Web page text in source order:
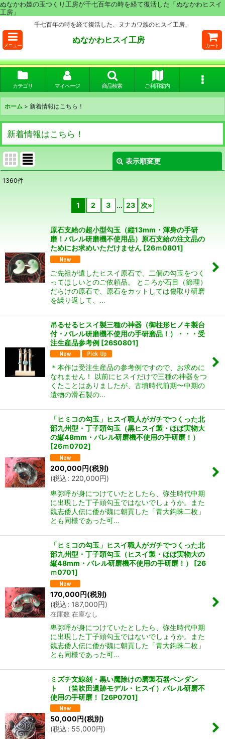
ぬなかわ姫の玉つくり工房が千七百年の時を経て復活した「ぬなかわヒスイ
工房」
千七百年の時を経て復活した、ヌナカワ族のヒスイ工房、
メニュー
ぬなかわヒスイ工房
カート
カテゴリ マイページ 商品検索 ご利用案内
ホーム > 新着情報はこちら！
新着情報はこちら！
表示順変更
絞り込む
1360件
1 2 3 ... 23 次»
原石支給の超小型勾玉（縦13mm・渾身の手研
磨！バレル研磨機不使用品）原石支給の注文品の
ためにお求めいただけません [26ｍ0801]
ご先祖が遺したヒスイ原石で、二個の勾玉をつく
ってほしいとのご依頼品。 ところが石目（節理）
だらけの原石で、原石をカットしては傷取り研磨
を繰り返して、…
吊るせるヒスイ製三種の神器（御柱形ヒノキ製台
付・バレル研磨機不使用の手研磨品！）・・・受
注生産品参考例 [26S0801]
＊本作は受注生産品の参考例ですので、お求めに
なれません！ 以前にヒスイだけで三種の神器をつ
くたことはありましたが、古墳時代前期〜中期の
遺物の滑石製の…
「ヒミコの勾玉」ヒスイ職人がガチでつくった北
部九州型・丁子頭勾玉（黒ヒスイ製・ほぼ実物大
の縦48mm・バレル研磨機不使用の手研磨！）
[26ｍ0702]
200,000円(税別)
(税込: 220,000円)
卑弥呼が身につけていたとしたら、弥生時代中期
に出現した丁子頭勾玉ではないでしょうか。また
魏志倭人伝に倭が魏に朝貢した「青大鈎珠二枚」
とも同様であった可…
「ヒミコの勾玉」ヒスイ職人がガチでつくった北
部九州型・丁子頭勾玉（ヒスイ製・ほぼ実物大の
縦48mm・バレル研磨機不使用の手研磨！）
[26
ｍ0701]
170,000円(税別)
(税込: 187,000円)
在庫数 在庫なし
卑弥呼が身につけていたとしたら、弥生時代中期
に出現した丁子頭勾玉ではないでしょうか。また
魏志倭人伝に倭が魏に朝貢した「青大鈎珠二枚」
とも同様であった可…
ミズチ文線刻・黒い魔除けの磨製石器ペンダン
ト （笛吹田遺跡モデル・ヒスイ）バレル研磨不
使用の手研磨！ [26P0701]
50,000円(税別)
(税込: 55,000円)